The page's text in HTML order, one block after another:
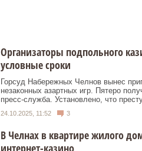
Организаторы подпольного
условные сроки
Горсуд Набережных Челнов вынес
незаконных азартных игр. Пятеро
пресс-служба. Установлено, что
24.10.2025, 11:52 3
В Челнах в квартире жилого
интернет-казино